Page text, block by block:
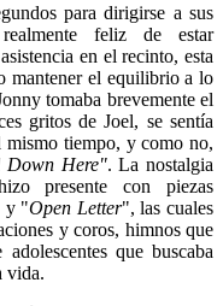
para dirigirse a sus
feliz de estar
en el recinto, esta
mantener el equilibrio a lo
tomaba brevemente el
gritos de Joel, se sentía
tiempo, y como no,
Down Here". La nostalgia
presente con piezas
y "Open Letter", las cuales
y coros, himnos que
que buscaba
vida.